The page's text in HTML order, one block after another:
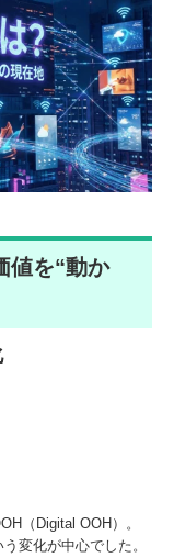
値を“動か
（Digital OOH）。
変化が中心でした。